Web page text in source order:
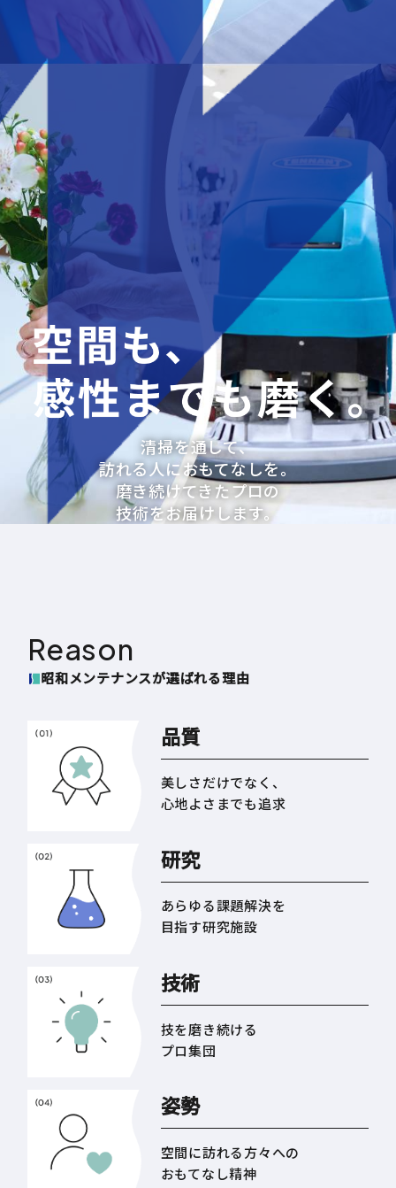
清掃を通して、
訪れる人におもてなしを。
磨き続けてきたプロの
技術をお届けします。
Reason
昭和メンテナンスが選ばれる理由
品質
美しさだけでなく、
心地よさまでも追求
研究
あらゆる課題解決を
目指す研究施設
技術
技を磨き続ける
プロ集団
姿勢
空間に訪れる方々への
おもてなし精神